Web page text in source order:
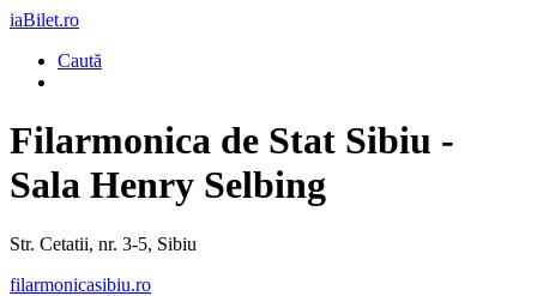
iaBilet.ro
Caută
Filarmonica de Stat Sibiu -
Sala Henry Selbing
Str. Cetatii, nr. 3-5, Sibiu
filarmonicasibiu.ro